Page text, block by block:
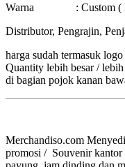
Warna : Custom (
Distributor, Pengrajin,
harga sudah termasuk
Quantity lebih besar /
di bagian pojok kanan
Merchandiso.com
promosi / Souvenir kantor